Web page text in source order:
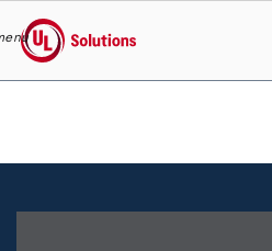
UL Solutions